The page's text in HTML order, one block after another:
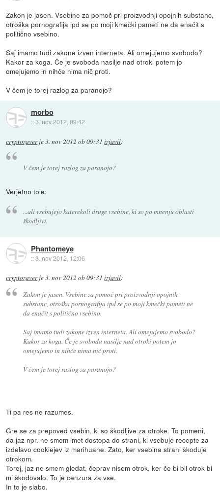
Zakon je jasen. Vsebine za pomoč pri proizvodnji opojnih substanc,
otroška pornografija ipd se po moji kmečki pameti ne da enačit s
politično vsebino.
Saj imamo tudi zakone izven interneta. Ali omejujemo svobodo?
Kakor za koga. Če je svoboda nasilje nad otroki potem jo
omejujemo in nihče nima nič proti.
V čem je torej razlog za paranojo?
morbo
::3. nov 2012, 09:42
cryptozaverje3. nov 2012 ob 09:31 izjavil:
V čem je torej razlog za paranojo?
Verjetno tole:
...ali vsebujejo katerekoli druge vsebine, ki so po mnenju oblasti
škodljivi.
Phantomeye
::3. nov 2012, 12:06
cryptozaverje3. nov 2012 ob 09:31 izjavil:
Zakon je jasen. Vsebine za pomoč pri proizvodnji opojnih
substanc, otroška pornografija ipd se po moji kmečki pameti ne
da enačit s politično vsebino.
Saj imamo tudi zakone izven interneta. Ali omejujemo svobodo?
Kakor za koga. Če je svoboda nasilje nad otroki potem jo
omejujemo in nihče nima nič proti.
V čem je torej razlog za paranojo?
Ti pa res ne razumes.
Gre se za prepoved vsebin, ki so škodljive za otroke. To pomeni,
da jaz npr. ne smem imet dostopa do strani, ki vsebuje recepte za
izdelavo cookiejev iz marihuane. Zato, ker vsebina strani škoduje
otrokom.
Torej, jaz ne smem gledat, čeprav nisem otrok, ker če bi bil otrok bi
mi škodovalo. To je cenzura za vse.
In to je slabo.